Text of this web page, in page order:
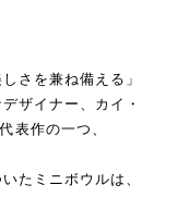
さを兼ね備える」
ザイナー、カイ・
表作の一つ、
たミニボウルは、